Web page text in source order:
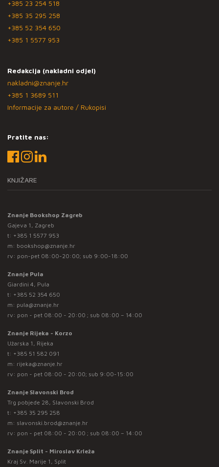
+385 23 254 518
+385 35 295 258
+385 52 354 650
+385 1 5577 953
Redakcija (nakladni odjel)
nakladni@znanje.hr
+385 1 3689 511
Informacije za autore / Rukopisi
Pratite nas:
KNJIŽARE
Znanje Bookshop Zagreb
Gajeva 1, Zagreb
t: +385 1 5577 953
m: bookshop@znanje.hr
rv: pon-pet 08:00-20:00; sub 9:00-18:00
Znanje Pula
Giardini 4, Pula
t: +385 52 354 650
m: pula@znanje.hr
rv: pon - pet 08:00 - 20:00 ; sub 08:00 – 14:00
Znanje Rijeka - Korzo
Užarska 1, Rijeka
t: +385 51 582 091
m: rijeka@znanje.hr
rv: pon - pet 08:00 - 20:00; sub 9:00-15:00
Znanje Slavonski Brod
Trg pobjede 28, Slavonski Brod
t: +385 35 295 258
m: slavonski.brod@znanje.hr
rv: pon - pet 08:00 - 20:00 ; sub 08:00 – 14:00
Znanje Split - Miroslav Krleža
Kraj Sv. Marije 1, Split